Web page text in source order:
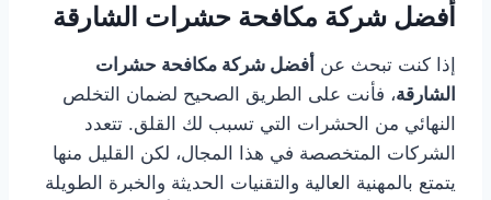
أفضل شركة مكافحة حشرات الشارقة
إذا كنت تبحث عن أفضل شركة مكافحة حشرات
الشارقة، فأنت على الطريق الصحيح لضمان التخلص
النهائي من الحشرات التي تسبب لك القلق. تتعدد
الشركات المتخصصة في هذا المجال، لكن القليل منها
يتمتع بالمهنية العالية والتقنيات الحديثة والخبرة الطويلة